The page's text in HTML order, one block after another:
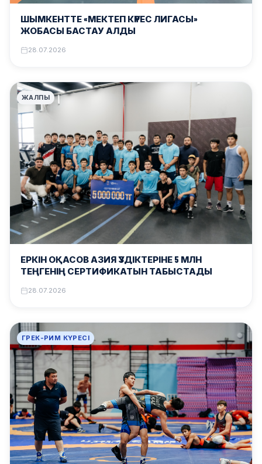
ШЫМКЕНТТЕ «МЕКТЕП КҮРЕС ЛИГАСЫ»
ЖОБАСЫ БАСТАУ АЛДЫ
28.07.2026
ЖАЛПЫ
ЕРКІН ОҚАСОВ АЗИЯ ҮЗДІКТЕРІНЕ 5 МЛН
ТЕҢГЕНІҢ СЕРТИФИКАТЫН ТАБЫСТАДЫ
28.07.2026
ГРЕК-РИМ КҮРЕСІ